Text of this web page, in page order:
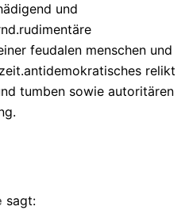
und
feudalen menschen und
relikt
tumben sowie autoritären
sagt: